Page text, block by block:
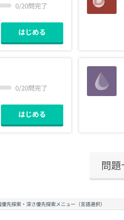
0/20問完了
はじめる
0/20問完了
はじめる
問
優先探索・深さ優先探索メニュー（言語選択）